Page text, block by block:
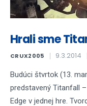
Hrali sme
CRUX2005 9.3.2014
Budúci štvrtok (13.
predstavený Titanfall
Edge v jednej hre.